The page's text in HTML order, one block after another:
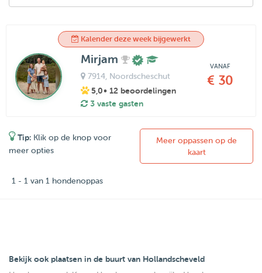
Kalender deze week bijgewerkt
Mirjam
7914, Noordscheschut
5,0• 12 beoordelingen
3 vaste gasten
VANAF
€ 30
Tip: Klik op de knop voor
meer opties
Meer oppassen op de
kaart
1 - 1 van 1 hondenoppas
Bekijk ook plaatsen in de buurt van Hollandscheveld